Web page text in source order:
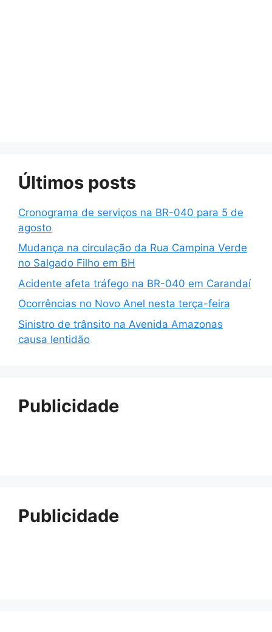
Últimos posts
Cronograma de serviços na BR-040 para 5 de
agosto
Mudança na circulação da Rua Campina Verde
no Salgado Filho em BH
Acidente afeta tráfego na BR-040 em Carandaí
Ocorrências no Novo Anel nesta terça-feira
Sinistro de trânsito na Avenida Amazonas
causa lentidão
Publicidade
Publicidade